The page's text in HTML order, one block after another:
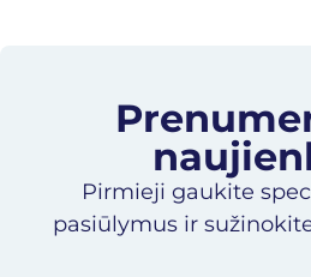
Pirmieji gaukite
pasiūlymus ir